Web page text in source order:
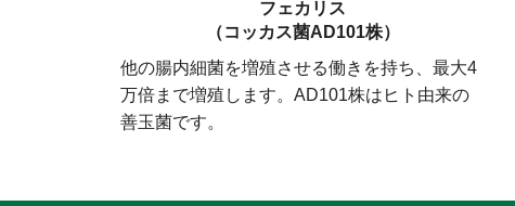
フェカリス
（コッカス菌AD101株）
他の腸内細菌を増殖させる働きを持ち、最大4
万倍まで増殖します。AD101株はヒト由来の
善玉菌です。